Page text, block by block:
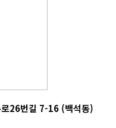
로26번길 7-16 (백석동)